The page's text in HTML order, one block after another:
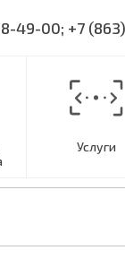
49-00; +7
Услуги